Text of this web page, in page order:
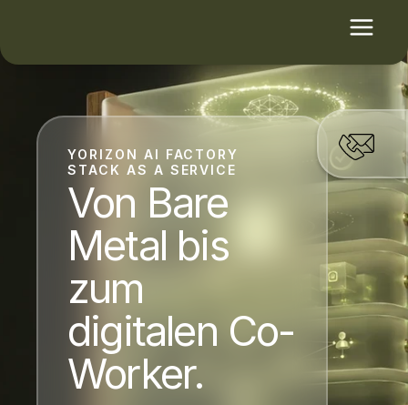
YORIZON AI FACTORY
STACK AS A SERVICE
Von Bare
Metal bis
zum
digitalen Co-
Worker.